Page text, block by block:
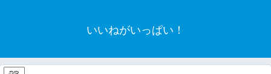
いいねがいっぱい！